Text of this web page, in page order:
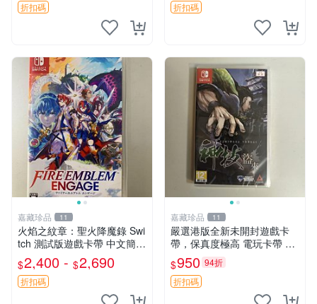
折扣碼
折扣碼
嘉藏珍品 11
火焰之紋章：聖火降魔錄 Swi
tch 測試版遊戲卡帶 中文簡體
繁體現貨 火焰之紋章 engage
國行外版中文 Switch 測試版
卡帶 現貨 火焰
$2,400 - $2,690
折扣碼
嘉藏珍品 11
嚴選港版全新未開封遊戲卡
帶，保真度極高 電玩卡帶 游
戲卡帶 卡片包裝
$950 94折
折扣碼